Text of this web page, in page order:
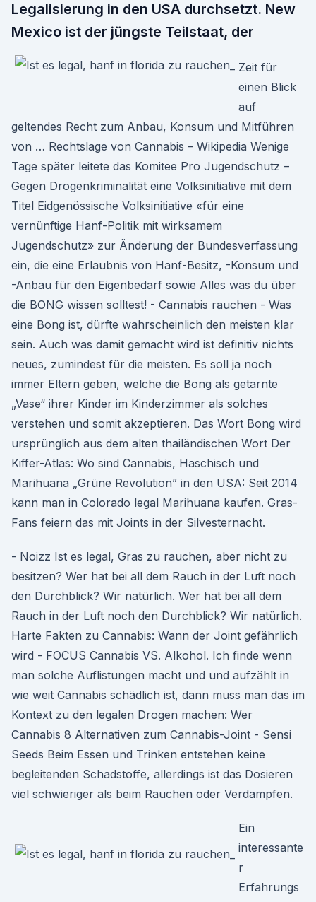
Legalisierung in den USA durchsetzt. New
Mexico ist der jüngste Teilstaat, der
Zeit für
einen Blick
auf
geltendes Recht zum Anbau, Konsum und Mitführen
von … Rechtslage von Cannabis – Wikipedia Wenige
Tage später leitete das Komitee Pro Jugendschutz –
Gegen Drogenkriminalität eine Volksinitiative mit dem
Titel Eidgenössische Volksinitiative «für eine
vernünftige Hanf-Politik mit wirksamem
Jugendschutz» zur Änderung der Bundesverfassung
ein, die eine Erlaubnis von Hanf-Besitz, -Konsum und
-Anbau für den Eigenbedarf sowie Alles was du über
die BONG wissen solltest! - Cannabis rauchen - Was
eine Bong ist, dürfte wahrscheinlich den meisten klar
sein. Auch was damit gemacht wird ist definitiv nichts
neues, zumindest für die meisten. Es soll ja noch
immer Eltern geben, welche die Bong als getarnte
„Vase“ ihrer Kinder im Kinderzimmer als solches
verstehen und somit akzeptieren. Das Wort Bong wird
ursprünglich aus dem alten thailändischen Wort Der
Kiffer-Atlas: Wo sind Cannabis, Haschisch und
Marihuana „Grüne Revolution” in den USA: Seit 2014
kann man in Colorado legal Marihuana kaufen. Gras-
Fans feiern das mit Joints in der Silvesternacht.
- Noizz Ist es legal, Gras zu rauchen, aber nicht zu
besitzen? Wer hat bei all dem Rauch in der Luft noch
den Durchblick? Wir natürlich. Wer hat bei all dem
Rauch in der Luft noch den Durchblick? Wir natürlich.
Harte Fakten zu Cannabis: Wann der Joint gefährlich
wird - FOCUS Cannabis VS. Alkohol. Ich finde wenn
man solche Auflistungen macht und und aufzählt in
wie weit Cannabis schädlich ist, dann muss man das im
Kontext zu den legalen Drogen machen: Wer
Cannabis 8 Alternativen zum Cannabis-Joint - Sensi
Seeds Beim Essen und Trinken entstehen keine
begleitenden Schadstoffe, allerdings ist das Dosieren
viel schwieriger als beim Rauchen oder Verdampfen.
Ein
interessante
r
Erfahrungs